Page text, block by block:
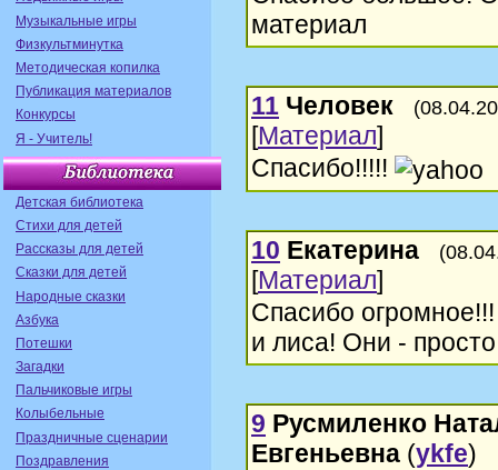
Музыкальные игры
Физкультминутка
Методическая копилка
Публикация материалов
Конкурсы
Я - Учитель!
Детская библиотека
Стихи для детей
Рассказы для детей
Сказки для детей
Народные сказки
Азбука
Потешки
Загадки
Пальчиковые игры
Колыбельные
Праздничные сценарии
Поздравления
материал
11 Человек
[Материал]
Спасибо!!!!!
10 Екатерина
[Материал]
Спасибо
и лиса! Они -
9 Русмиленко
Евгеньевна (ykfe)